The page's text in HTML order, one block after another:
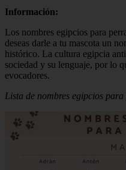
Información:
Los nombres egipcios para
deseas darle a tu mascota un
histórico. La cultura egipcia
sociedad y su lenguaje, por lo
evocadores.
Lista de nombres egipcios